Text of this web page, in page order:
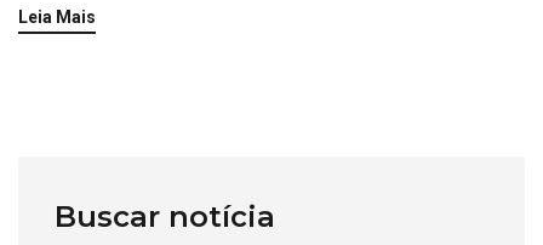
Leia Mais
Buscar notícia